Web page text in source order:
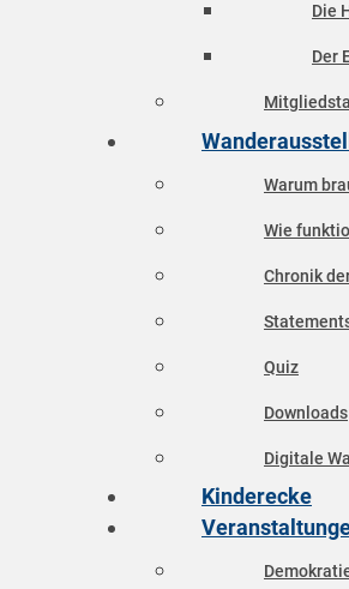
Die
Der
Warum
Wie
Chronik
Quiz
Downloads
Digitale
Kinderecke